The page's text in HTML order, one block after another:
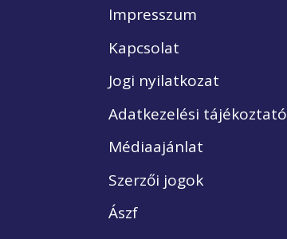
Impresszum
Kapcsolat
Jogi nyilatkozat
Adatkezelési tájékoztató
Médiaajánlat
Szerzői jogok
Ászf